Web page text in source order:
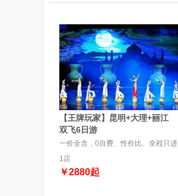
【王牌玩家】昆明+大理+丽江
双飞6日游
一价全含，0自费、性价比、全程只进
1店
￥2880起